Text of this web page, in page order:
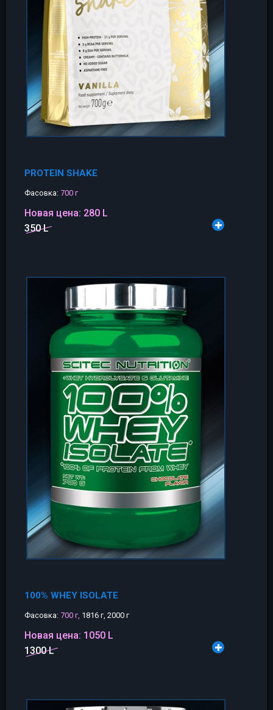
PROTEIN SHAKE
Фасовка: 700 г
Новая цена: 280 L
350 L
100% WHEY ISOLATE
Фасовка: 700 г, 1816 г, 2000 г
Новая цена: 1050 L
1300 L